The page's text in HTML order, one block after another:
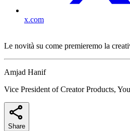
x.com
Le novità su come premieremo la
Amjad Hanif
Vice President of Creator Products,
Share